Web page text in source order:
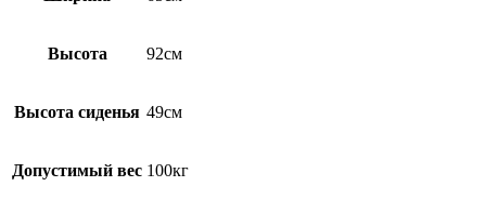
Высота 92см
Высота сиденья 49см
Допустимый вес 100кг